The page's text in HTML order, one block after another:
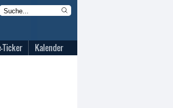
Ticker Kalender